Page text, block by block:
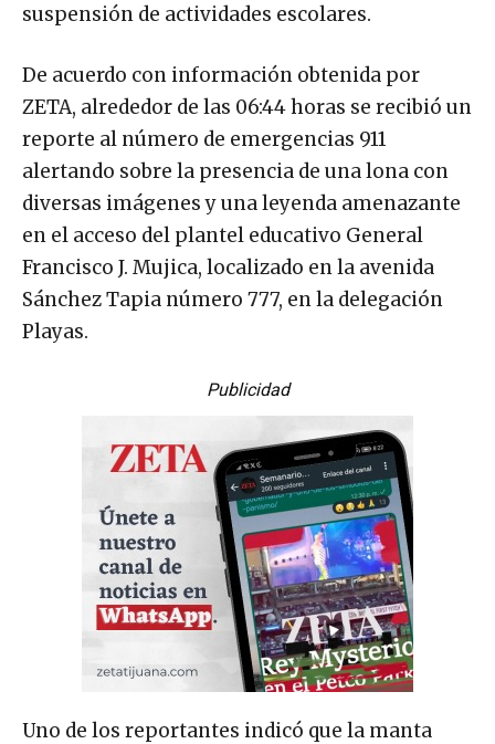
suspensión de actividades escolares.
De acuerdo con información obtenida por
ZETA, alrededor de las 06:44 horas se recibió un
reporte al número de emergencias 911
alertando sobre la presencia de una lona con
diversas imágenes y una leyenda amenazante
en el acceso del plantel educativo General
Francisco J. Mujica, localizado en la avenida
Sánchez Tapia número 777, en la delegación
Playas.
Publicidad
Uno de los reportantes indicó que la manta